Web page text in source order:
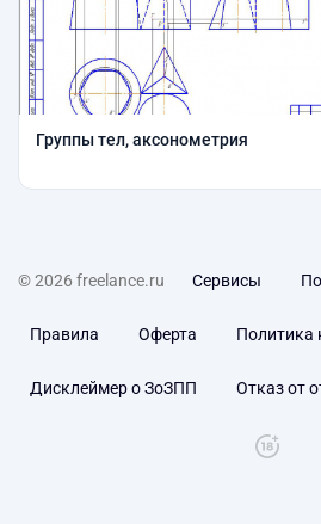
Группы тел, аксонометрия
© 2026 freelance.ru Сервисы
Правила Оферта Политика
Дисклеймер о ЗоЗПП Отказ от